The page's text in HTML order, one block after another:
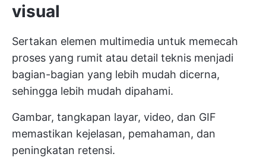
visual
Sertakan elemen multimedia untuk memecah
proses yang rumit atau detail teknis menjadi
bagian-bagian yang lebih mudah dicerna,
sehingga lebih mudah dipahami.
Gambar, tangkapan layar, video, dan GIF
memastikan kejelasan, pemahaman, dan
peningkatan retensi.